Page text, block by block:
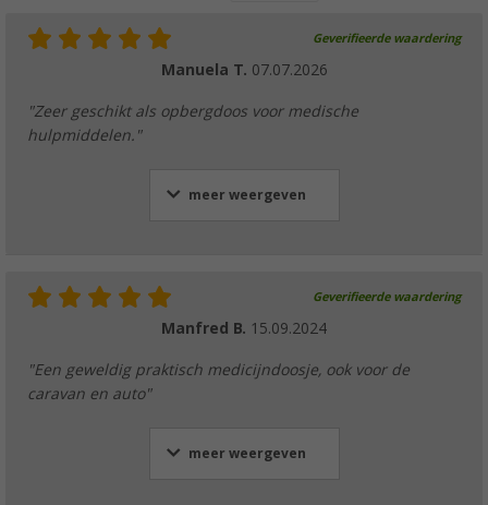
Geverifieerde waardering
Manuela T. 07.07.2026
"Zeer geschikt als opbergdoos voor medische
hulpmiddelen."
meer weergeven
Geverifieerde waardering
Manfred B. 15.09.2024
"Een geweldig praktisch medicijndoosje, ook voor de
caravan en auto"
meer weergeven